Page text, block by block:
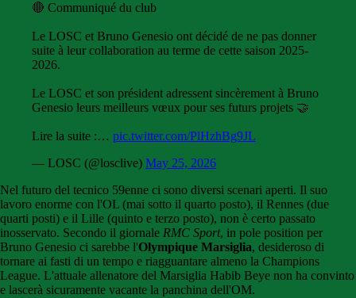
🔴 Communiqué du club
Le LOSC et Bruno Genesio ont décidé de ne pas donner
suite à leur collaboration au terme de cette saison 2025-
2026.
Le LOSC et son président adressent sincèrement à Bruno
Genesio leurs meilleurs vœux pour ses futurs projets 🤝
Lire la suite :… pic.twitter.com/PlHzhBg9JL
— LOSC (@losclive) May 25, 2026
Nel futuro del tecnico 59enne ci sono diversi scenari aperti. Il suo
lavoro enorme con l'OL (mai sotto il quarto posto), il Rennes (due
quarti posti) e il Lille (quinto e terzo posto), non è certo passato
inosservato. Secondo il giornale RMC Sport, in pole position per
Bruno Genesio ci sarebbe l'Olympique Marsiglia, desideroso di
tornare ai fasti di un tempo e riagguantare almeno la Champions
League. L'attuale allenatore del Marsiglia Habib Beye non ha convinto
e lascerà sicuramente vacante la panchina dell'OM.